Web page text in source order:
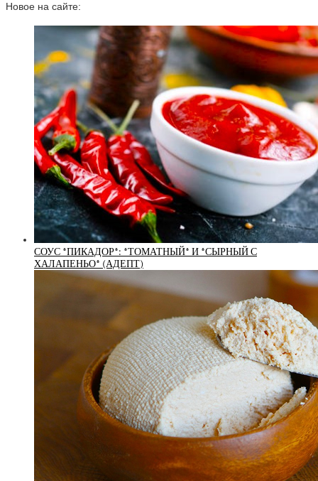
Новое на сайте:
СОУС *ПИКАДОР*: *ТОМАТНЫЙ* И *СЫРНЫЙ С
ХАЛАПЕНЬО* (АДЕПТ)